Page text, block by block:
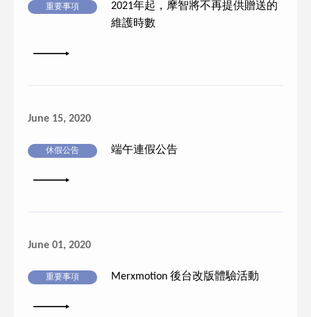
重要事項
2021年起，摩智將不再提供贈送的
維護時數
詳細內容
June 15, 2020
休假公告 端午連假公告
詳細內容
June 01, 2020
重要事項 Merxmotion 後台改版體驗活動
詳細內容